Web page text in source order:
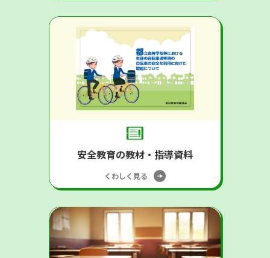
安全教育の教材・指導資料
くわしく見る